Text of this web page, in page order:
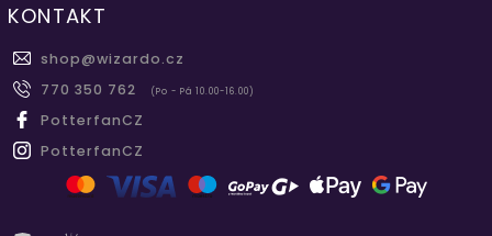
KONTAKT
shop@wizardo.cz
770 350 762
(Po - Pá 10.00-16.00)
PotterfanCZ
PotterfanCZ